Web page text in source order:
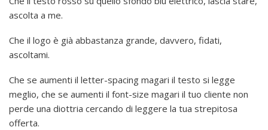
ascolta a me.
Che il logo è già abbastanza grande, davvero, fidati,
ascoltami.
Che se aumenti il letter-spacing magari il testo si legge
meglio, che se aumenti il font-size magari il tuo cliente non
perde una diottria cercando di leggere la tua strepitosa
offerta.